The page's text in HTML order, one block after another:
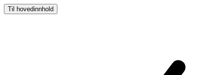
Til hovedinnhold